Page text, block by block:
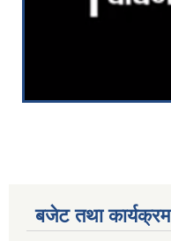
बजेट तथा कार्यक्रम